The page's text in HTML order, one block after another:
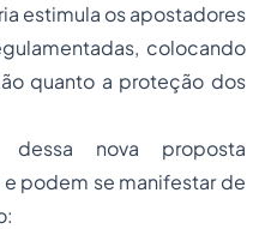
estimula os apostadores
colocando
quanto a proteção dos
dessa nova proposta
podem se manifestar de